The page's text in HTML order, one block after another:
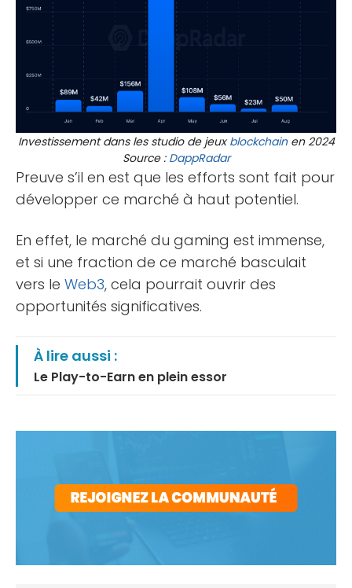
Investissement dans les studio de jeuxblockchainen 2024
Source : DappRadar
Preuve s’il en est que les efforts sont fait pour
développer ce marché à haut potentiel.
En effet, le marché du gaming est immense,
et si une fraction de ce marché basculait
vers le Web3, cela pourrait ouvrir des
opportunités significatives.
À lire aussi :
Le Play-to-Earn en plein essor